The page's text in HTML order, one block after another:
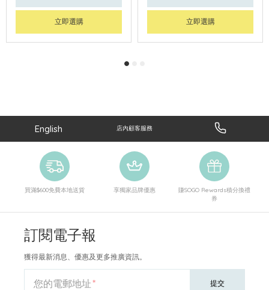
立即選購 立即選購
English 店內顧客服務
買滿$600免費本地送貨 享獨家品牌優惠
賺SOGO Rewards積分換禮
券
訂閱電子報
獲得最新消息、優惠及更多推廣資訊。
您的電郵地址 提交